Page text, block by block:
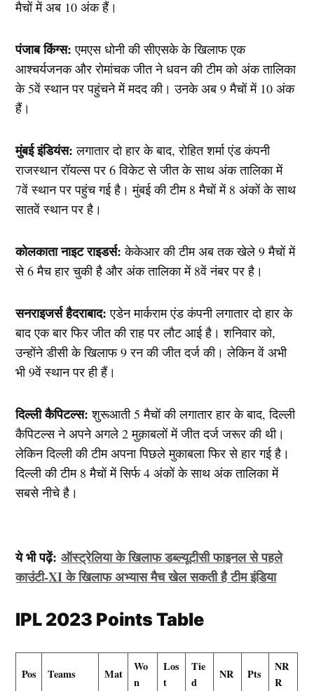
मैचों में अब 10 अंक हैं।
पंजाब किंग्स: एमएस धोनी की सीएसके के खिलाफ एक
आश्चर्यजनक और रोमांचक जीत ने धवन की टीम को अंक तालिका
के 5वें स्थान पर पहुंचने में मदद की। उनके अब 9 मैचों में 10 अंक
हैं।
मुंबई इंडियंस: लगातार दो हार के बाद, रोहित शर्मा एंड कंपनी
राजस्थान रॉयल्स पर 6 विकेट से जीत के साथ अंक तालिका में
7वें स्थान पर पहुंच गई है। मुंबई की टीम 8 मैचों में 8 अंकों के साथ
सातवें स्थान पर है।
कोलकाता नाइट राइडर्स: केकेआर की टीम अब तक खेले 9 मैचों में
से 6 मैच हार चुकी है और अंक तालिका में 8वें नंबर पर है।
सनराइजर्स हैदराबाद: एडेन मार्कराम एंड कंपनी लगातार दो हार के
बाद एक बार फिर जीत की राह पर लौट आई है। शनिवार को,
उन्होंने डीसी के खिलाफ 9 रन की जीत दर्ज की। लेकिन वें अभी
भी 9वें स्थान पर ही हैं।
दिल्ली कैपिटल्स: शुरूआती 5 मैचों की लगातार हार के बाद, दिल्ली
कैपिटल्स ने अपने अगले 2 मुक़ाबलों में जीत दर्ज जरूर की थी।
लेकिन दिल्ली की टीम अपना पिछले मुकाबला फिर से हार गई है।
दिल्ली की टीम 8 मैचों में सिर्फ 4 अंकों के साथ अंक तालिका में
सबसे नीचे है।
ये भी पढ़ें:ऑस्ट्रेलिया के खिलाफ डब्ल्यूटीसी फाइनल से पहले
काउंटी-XI के खिलाफ अभ्यास मैच खेल सकती है टीम इंडिया
IPL 2023 Points Table
Pos Teams Mat
Wo
n
Los
t
Tie
d
NR Pts
NR
R